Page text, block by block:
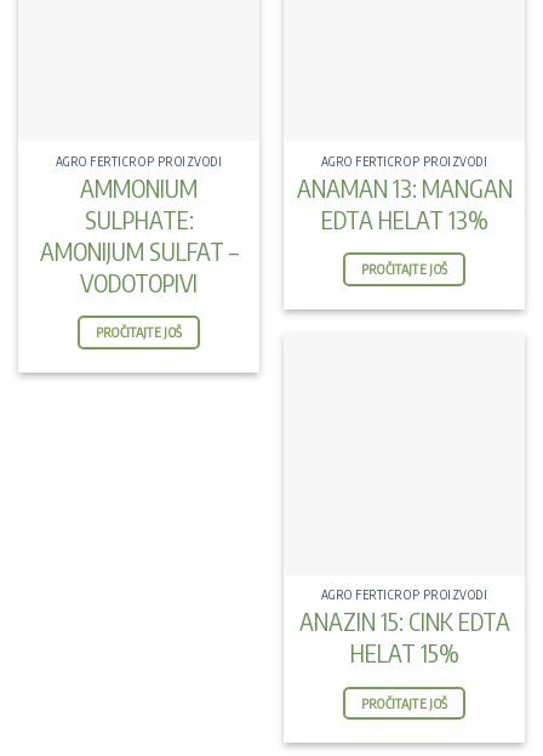
AGRO FERTICROP PROIZVODI
AMMONIUM
SULPHATE:
AMONIJUM SULFAT –
VODOTOPIVI
PROČITAJTE JOŠ
AGRO FERTICROP PROIZVODI
ANAMAN 13: MANGAN
EDTA HELAT 13%
PROČITAJTE JOŠ
AGRO FERTICROP PROIZVODI
ANAZIN 15: CINK EDTA
HELAT 15%
PROČITAJTE JOŠ